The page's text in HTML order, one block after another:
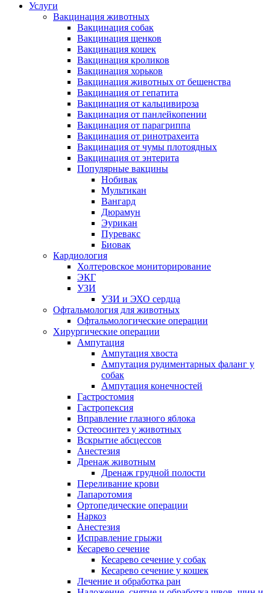
Услуги
Вакцинация животных
Вакцинация собак
Вакцинация щенков
Вакцинация кошек
Вакцинация кроликов
Вакцинация хорьков
Вакцинация животных от бешенства
Вакцинация от гепатита
Вакцинация от кальцивироза
Вакцинация от панлейкопении
Вакцинация от парагриппа
Вакцинация от ринотрахеита
Вакцинация от чумы плотоядных
Вакцинация от энтерита
Популярные вакцины
Нобивак
Мультикан
Вангард
Дюрамун
Эурикан
Пуревакс
Биовак
Кардиология
Холтеровское мониторирование
ЭКГ
УЗИ
УЗИ и ЭХО сердца
Офтальмология для животных
Офтальмологические операции
Хирургические операции
Ампутация
Ампутация хвоста
Ампутация рудиментарных фаланг у
собак
Ампутация конечностей
Гастростомия
Гастропексия
Вправление глазного яблока
Остеосинтез у животных
Вскрытие абсцессов
Анестезия
Дренаж животным
Дренаж грудной полости
Переливание крови
Лапаротомия
Ортопедические операции
Наркоз
Анестезия
Исправление грыжи
Кесарево сечение
Кесарево сечение у собак
Кесарево сечение у кошек
Лечение и обработка ран